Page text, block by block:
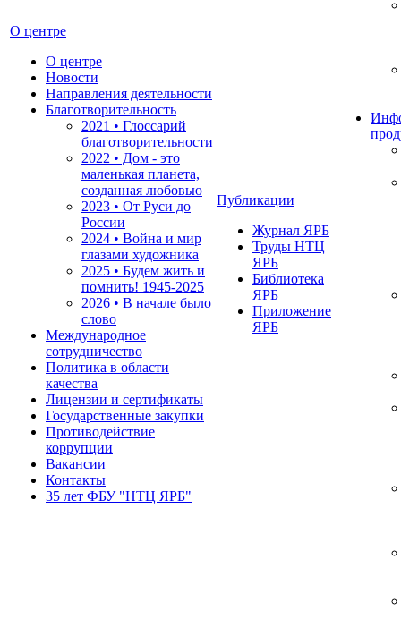
О центре
О центре
Новости
Направления деятельности
Благотворительность
2021 • Глоссарий
благотворительности
2022 • Дом - это
маленькая планета,
созданная любовью
2023 • От Руси до
России
2024 • Война и мир
глазами художника
2025 • Будем жить и
помнить! 1945-2025
2026 • В начале было
слово
Международное
сотрудничество
Политика в области
качества
Лицензии и сертификаты
Государственные закупки
Противодействие
коррупции
Вакансии
Контакты
35 лет ФБУ "НТЦ ЯРБ"
Публикации
Журнал ЯРБ
Труды НТЦ
ЯРБ
Библиотека
ЯРБ
Приложение
ЯРБ